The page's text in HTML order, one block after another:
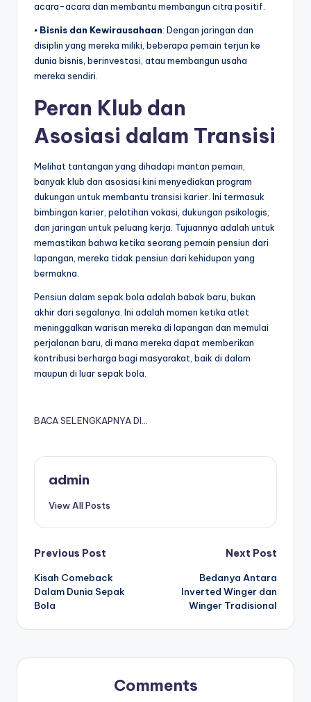
acara-acara dan membantu membangun citra positif.
⦁ Bisnis dan Kewirausahaan: Dengan jaringan dan
disiplin yang mereka miliki, beberapa pemain terjun ke
dunia bisnis, berinvestasi, atau membangun usaha
mereka sendiri.
Peran Klub dan
Asosiasi dalam Transisi
Melihat tantangan yang dihadapi mantan pemain,
banyak klub dan asosiasi kini menyediakan program
dukungan untuk membantu transisi karier. Ini termasuk
bimbingan karier, pelatihan vokasi, dukungan psikologis,
dan jaringan untuk peluang kerja. Tujuannya adalah untuk
memastikan bahwa ketika seorang pemain pensiun dari
lapangan, mereka tidak pensiun dari kehidupan yang
bermakna.
Pensiun dalam sepak bola adalah babak baru, bukan
akhir dari segalanya. Ini adalah momen ketika atlet
meninggalkan warisan mereka di lapangan dan memulai
perjalanan baru, di mana mereka dapat memberikan
kontribusi berharga bagi masyarakat, baik di dalam
maupun di luar sepak bola.
BACA SELENGKAPNYA DI…
admin
View All Posts
Post
navigation
Previous Post
Kisah Comeback
Dalam Dunia Sepak
Bola
Next Post
Bedanya Antara
Inverted Winger dan
Winger Tradisional
Comments